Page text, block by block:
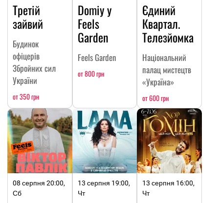
Третій
зайвий
Будинок
офіцерів
Збройних сил
України
от 350 грн
Domiy у
Feels
Garden
Feels Garden
от 800 грн
Єдиний
Квартал.
Телезйомка
Національний
палац мистецтв
«Україна»
от 600 грн
08 серпня 20:00,
Сб
13 серпня 19:00,
Чт
13 серпня 16:00,
Чт